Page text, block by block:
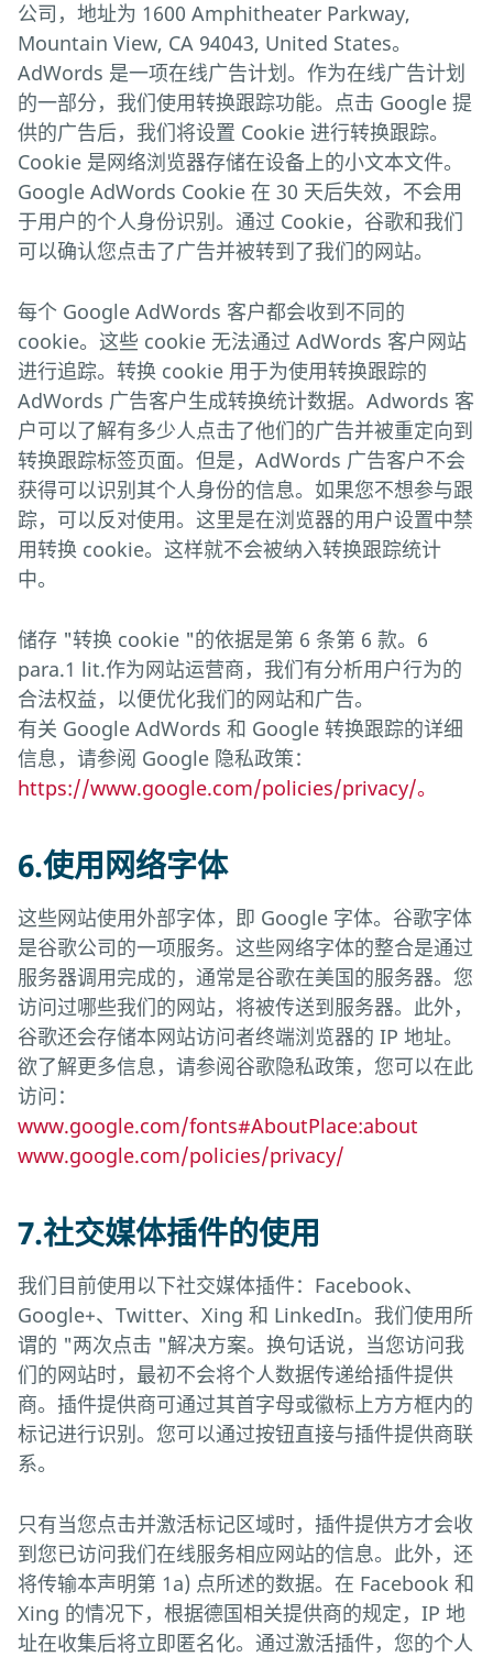
公司，地址为 1600 Amphitheater Parkway,
Mountain View, CA 94043, United States。
AdWords 是一项在线广告计划。作为在线广告计划
的一部分，我们使用转换跟踪功能。点击 Google 提
供的广告后，我们将设置 Cookie 进行转换跟踪。
Cookie 是网络浏览器存储在设备上的小文本文件。
Google AdWords Cookie 在 30 天后失效，不会用
于用户的个人身份识别。通过 Cookie，谷歌和我们
可以确认您点击了广告并被转到了我们的网站。
每个 Google AdWords 客户都会收到不同的
cookie。这些 cookie 无法通过 AdWords 客户网站
进行追踪。转换 cookie 用于为使用转换跟踪的
AdWords 广告客户生成转换统计数据。Adwords 客
户可以了解有多少人点击了他们的广告并被重定向到
转换跟踪标签页面。但是，AdWords 广告客户不会
获得可以识别其个人身份的信息。如果您不想参与跟
踪，可以反对使用。这里是在浏览器的用户设置中禁
用转换 cookie。这样就不会被纳入转换跟踪统计
中。
储存 "转换 cookie "的依据是第 6 条第 6 款。6
para.1 lit.作为网站运营商，我们有分析用户行为的
合法权益，以便优化我们的网站和广告。
有关 Google AdWords 和 Google 转换跟踪的详细
信息，请参阅 Google 隐私政策：
https://www.google.com/policies/privacy/。
6.使用网络字体
这些网站使用外部字体，即 Google 字体。谷歌字体
是谷歌公司的一项服务。这些网络字体的整合是通过
服务器调用完成的，通常是谷歌在美国的服务器。您
访问过哪些我们的网站，将被传送到服务器。此外，
谷歌还会存储本网站访问者终端浏览器的 IP 地址。
欲了解更多信息，请参阅谷歌隐私政策，您可以在此
访问：
www.google.com/fonts#AboutPlace:about
www.google.com/policies/privacy/
7.社交媒体插件的使用
我们目前使用以下社交媒体插件：Facebook、
Google+、Twitter、Xing 和 LinkedIn。我们使用所
谓的 "两次点击 "解决方案。换句话说，当您访问我
们的网站时，最初不会将个人数据传递给插件提供
商。插件提供商可通过其首字母或徽标上方方框内的
标记进行识别。您可以通过按钮直接与插件提供商联
系。
只有当您点击并激活标记区域时，插件提供方才会收
到您已访问我们在线服务相应网站的信息。此外，还
将传输本声明第 1a) 点所述的数据。在 Facebook 和
Xing 的情况下，根据德国相关提供商的规定，IP 地
址在收集后将立即匿名化。通过激活插件，您的个人